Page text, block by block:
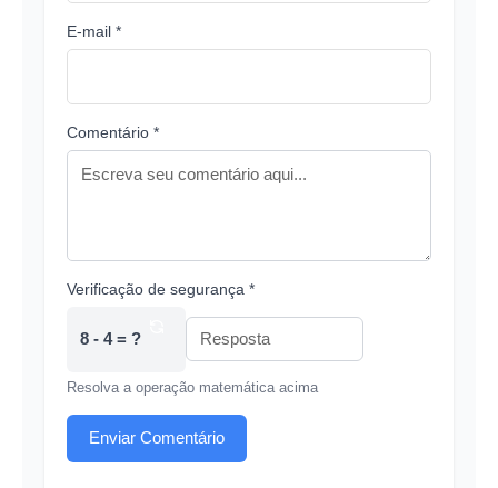
E-mail *
Comentário *
Verificação de segurança *
8 - 4 = ?
Resolva a operação matemática acima
Enviar Comentário